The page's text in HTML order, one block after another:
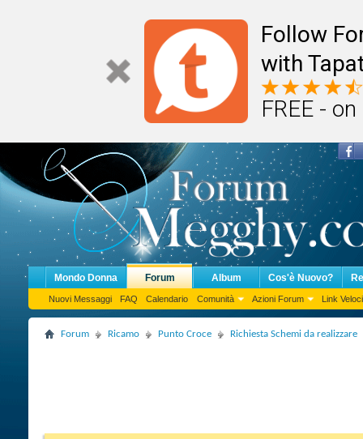
Follow
with
FREE -
Mondo Donna Forum
Nuovi Messaggi FAQ Calendario Comunità Azioni Forum Link Veloci
Album Cos'è Nuovo?
Forum Ricamo Punto Croce Richiesta Schemi da realizzare